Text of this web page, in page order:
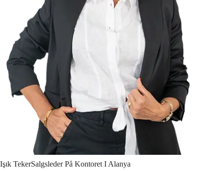
Işık TekerSalgsleder På Kontoret I Alanya